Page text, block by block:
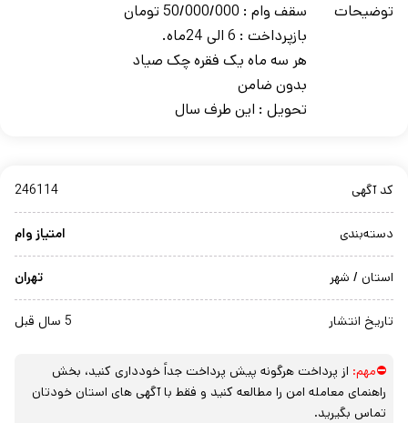
توضیحات
سقف وام : 50/000/000 تومان
بازپرداخت : 6 الی 24ماه.
هر سه ماه یک فقره چک صیاد
بدون ضامن
تحویل : این طرف سال
کد آگهی 246114
دسته‌بندی امتیاز وام
استان / شهر تهران
تاریخ انتشار 5 سال قبل
⛔مهم: از پرداخت هرگونه پیش پرداخت جداً خودداری کنید، بخش
راهنمای معامله امن را مطالعه کنید و فقط با آگهی های استان خودتان
تماس بگیرید.